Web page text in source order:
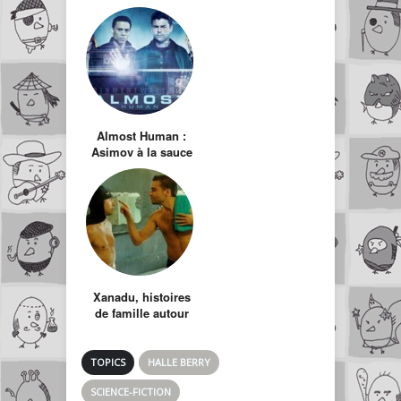
produire de
Science-Fiction ?
Almost Human :
Asimov à la sauce
J.J. Abrams ?
Xanadu, histoires
de famille autour
TOPICS HALLE BERRY
SCIENCE-FICTION